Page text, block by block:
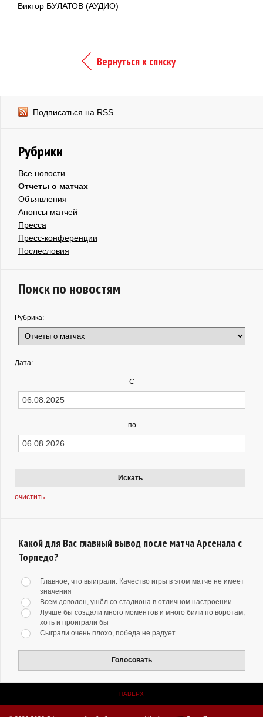
Виктор БУЛАТОВ (АУДИО)
Вернуться к списку
Подписаться на RSS
Рубрики
Все новости
Отчеты о матчах
Объявления
Анонсы матчей
Пресса
Пресс-конференции
Послесловия
Поиск по новостям
Рубрика:
Дата:
С
по
Искать
очистить
Какой для Вас главный вывод после матча Арсенала с
Торпедо?
Главное, что выиграли. Качество игры в этом матче не имеет
значения
Всем доволен, ушёл со стадиона в отличном настроении
Лучше бы создали много моментов и много били по воротам,
хоть и проиграли бы
Сыграли очень плохо, победа не радует
Голосовать
НАВЕРХ